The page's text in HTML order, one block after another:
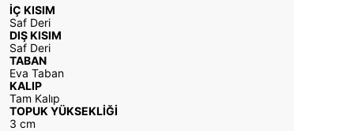
İÇ KISIM
Saf Deri
DIŞ KISIM
Saf Deri
TABAN
Eva Taban
KALIP
Tam Kalıp
TOPUK YÜKSEKLİĞİ
3 cm